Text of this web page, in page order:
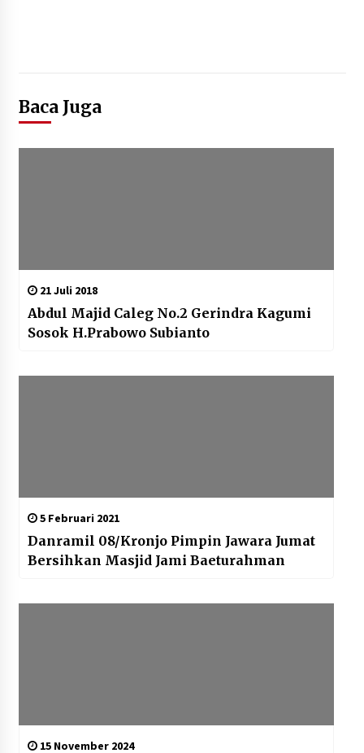
Baca Juga
21 Juli 2018
Abdul Majid Caleg No.2 Gerindra Kagumi
Sosok H.Prabowo Subianto
5 Februari 2021
Danramil 08/Kronjo Pimpin Jawara Jumat
Bersihkan Masjid Jami Baeturahman
15 November 2024